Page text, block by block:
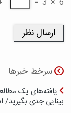
6
×
3
=
سرخط خبرها
یافته‌های یک
بینایی جدی بگیرید/